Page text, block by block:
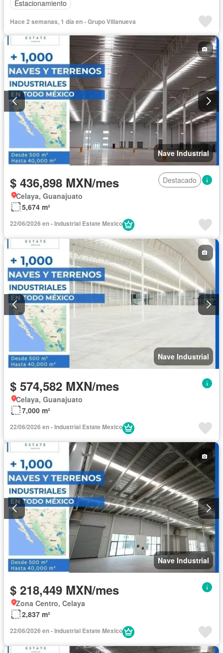
Estacionamiento
Hace 2 semanas, 1 día en - Grupo Villanueva
Nave Industrial
$ 436,898 MXN/mes
Destacado
Celaya, Guanajuato
5,674 m²
22/06/2026 en - Industrial Estate Mexico
Nave Industrial
$ 574,582 MXN/mes
Celaya, Guanajuato
7,000 m²
22/06/2026 en - Industrial Estate Mexico
Nave Industrial
$ 218,449 MXN/mes
Zona Centro, Celaya
2,837 m²
22/06/2026 en - Industrial Estate Mexico